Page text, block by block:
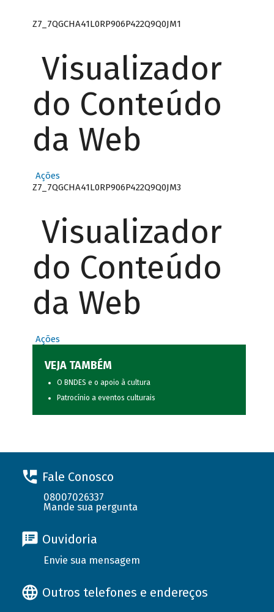
Z7_7QGCHA41L0RP906P422Q9Q0JM1
Visualizador
do Conteúdo
da Web
Ações
Z7_7QGCHA41L0RP906P422Q9Q0JM3
Visualizador
do Conteúdo
da Web
Ações
VEJA TAMBÉM
O BNDES e o apoio à cultura
Patrocínio a eventos culturais
Fale Conosco
08007026337
Mande sua pergunta
Ouvidoria
Envie sua mensagem
Outros telefones e endereços